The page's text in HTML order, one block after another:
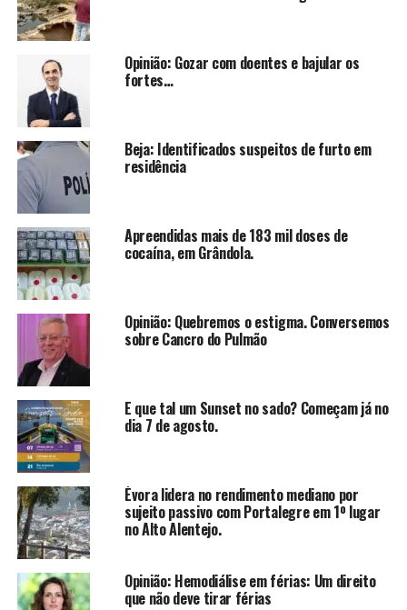
Opinião: Gozar com doentes e bajular os
fortes…
Beja: Identificados suspeitos de furto em
residência
Apreendidas mais de 183 mil doses de
cocaína, em Grândola.
Opinião: Quebremos o estigma. Conversemos
sobre Cancro do Pulmão
E que tal um Sunset no sado? Começam já no
dia 7 de agosto.
Évora lidera no rendimento mediano por
sujeito passivo com Portalegre em 1º lugar
no Alto Alentejo.
Opinião: Hemodiálise em férias: Um direito
que não deve tirar férias